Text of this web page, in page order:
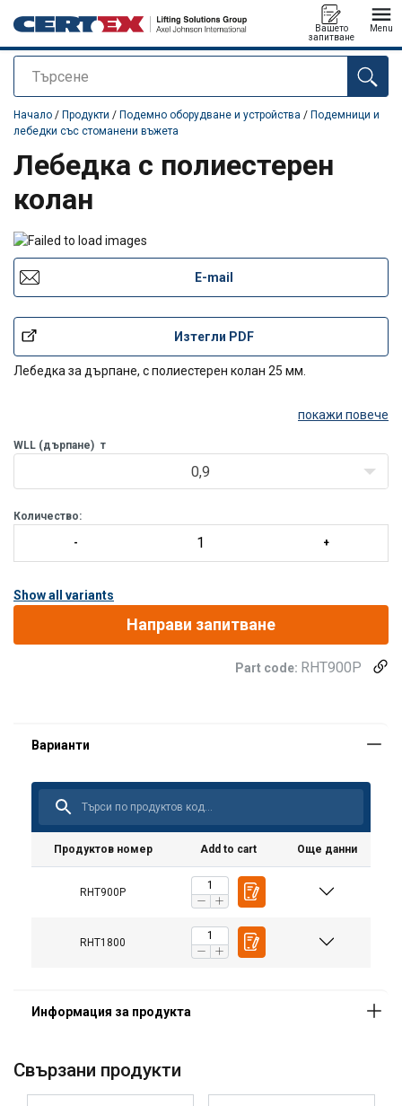
Търсене
Вашето
запитване
Menu
е добавен към вашето запитване
Начало / Продукти / Подемно оборудване и устройства / Подемници и
лебедки със стоманени въжета
Лебедка с полиестерен
колан
E-mail
Изтегли PDF
Лебедка за дърпане, с полиестерен колан 25 мм.
покажи повече
WLL (дърпане) т
0,9
Количество:
Show all variants
Направи запитване
Part code: RHT900P
Продуктов номер Add to cart Още данни
RHT900P
RHT1800
Материал:
Предупреждение:
Свързани продукти